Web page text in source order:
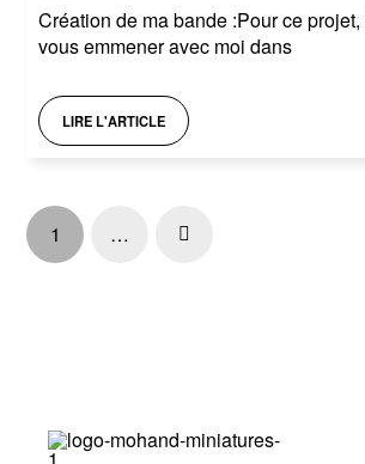
Création de ma bande :Pour ce projet,
vous emmener avec moi dans
LIRE L'ARTICLE
1 … Next